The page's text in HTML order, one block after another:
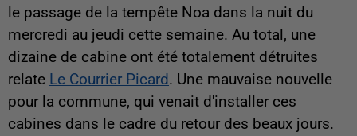
le passage de la tempête Noa dans la nuit du
mercredi au jeudi cette semaine. Au total, une
dizaine de cabine ont été totalement détruites
relate Le Courrier Picard. Une mauvaise nouvelle
pour la commune, qui venait d'installer ces
cabines dans le cadre du retour des beaux jours.